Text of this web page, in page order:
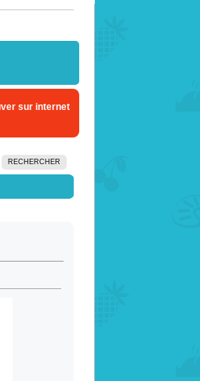
sur internet
RECHERCHER